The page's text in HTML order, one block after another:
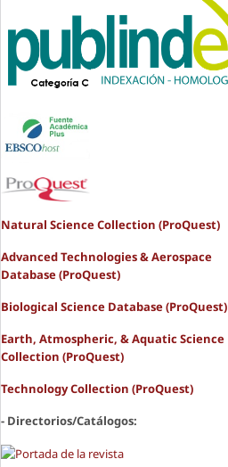
Natural Science Collection (ProQuest)
Advanced Technologies & Aerospace
Database (ProQuest)
Biological Science Database (ProQuest)
Earth, Atmospheric, & Aquatic Science
Collection (ProQuest)
Technology Collection (ProQuest)
- Directorios/Catálogos: